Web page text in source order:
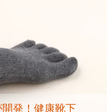
発！健康靴下